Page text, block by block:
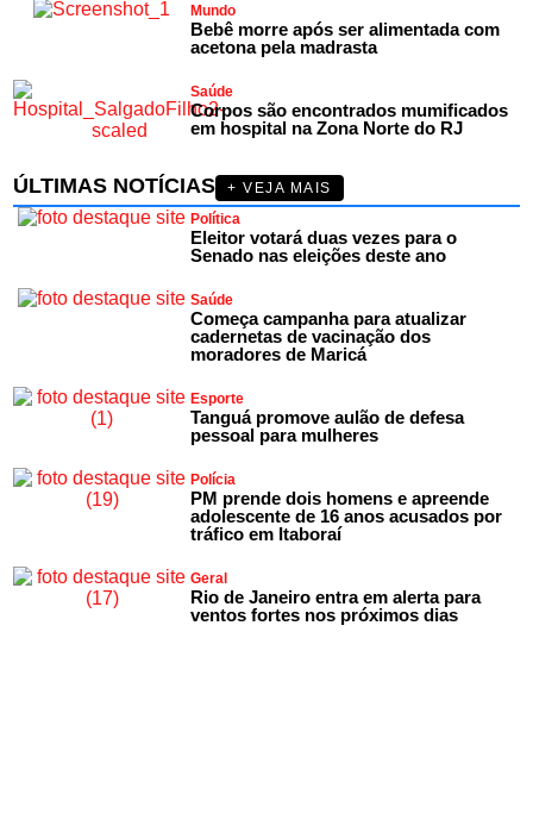
Mundo
Bebê morre após ser alimentada com
acetona pela madrasta
Saúde
Corpos são encontrados mumificados
em hospital na Zona Norte do RJ
ÚLTIMAS NOTÍCIAS
+ VEJA MAIS
Política
Eleitor votará duas vezes para o
Senado nas eleições deste ano
Saúde
Começa campanha para atualizar
cadernetas de vacinação dos
moradores de Maricá
Esporte
Tanguá promove aulão de defesa
pessoal para mulheres
Polícia
PM prende dois homens e apreende
adolescente de 16 anos acusados por
tráfico em Itaboraí
Geral
Rio de Janeiro entra em alerta para
ventos fortes nos próximos dias